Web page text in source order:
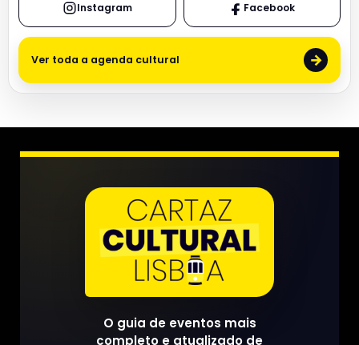
Instagram Facebook
Ver toda a agenda cultural →
O guia de eventos mais
completo e atualizado de